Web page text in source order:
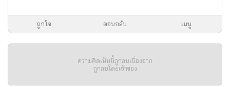
ถูกใจ ตอบกลับ เมนู
ความคิดเห็นนี้ถูกลบเนื่องจาก
ถูกลบโดยเจ้าของ